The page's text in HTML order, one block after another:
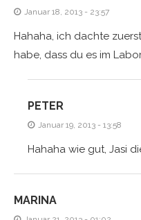
Januar 18, 2013 - 23:57
Hahaha, ich dachte
habe, dass du es im
PETER
Januar 19, 2013 - 13:58
Hahaha wie gut, Jasi
MARINA